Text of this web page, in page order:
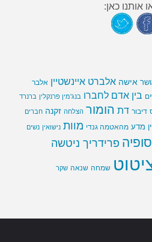
אותנו כאן:
אישה אלברט איינשטיין אלבר
בין אדם לחברו בנג'מין פרנקלין ברנרד
דיבור דת הומור הצלחה זקנה חברים
מדע מהאטמה גנדי מוות נישואין נשים
פרידריך ניטשה
שמחה שנאה שקר